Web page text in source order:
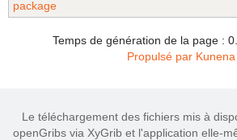
package
Temps de génération de la page :
Propulsé par Kunena
Le téléchargement des fichiers mis à
openGribs via XyGrib et l'application elle-